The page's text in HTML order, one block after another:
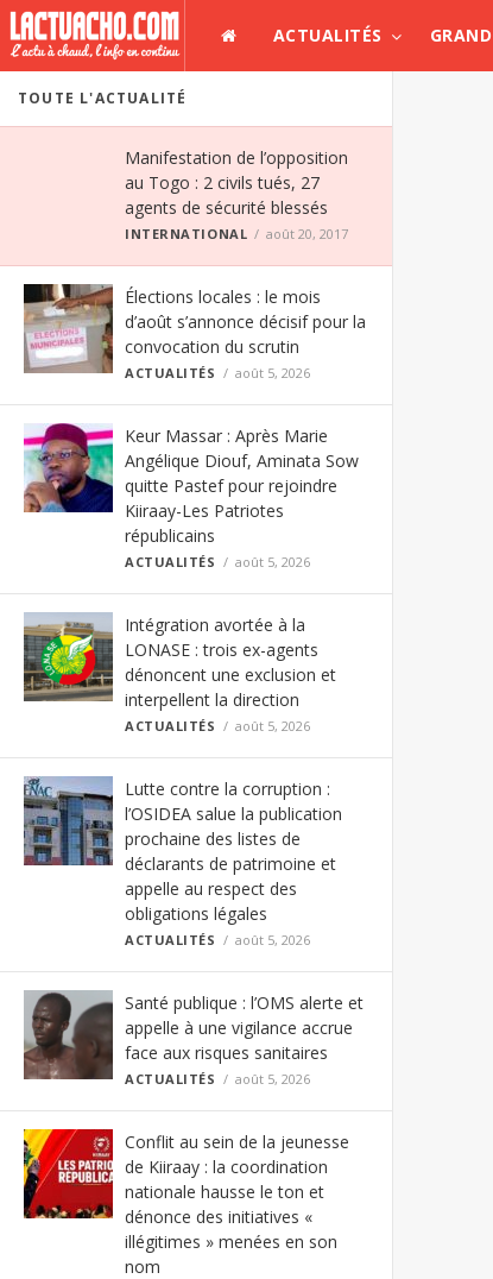
ACTUALITÉS
TOUTE L'ACTUALITÉ
Manifestation de l’opposition
au Togo : 2 civils tués, 27
agents de sécurité blessés
INTERNATIONAL août 20, 2017
Élections locales : le mois
d’août s’annonce décisif pour la
convocation du scrutin
ACTUALITÉS août 5, 2026
Keur Massar : Après Marie
Angélique Diouf, Aminata Sow
quitte Pastef pour rejoindre
Kiiraay-Les Patriotes
républicains
ACTUALITÉS août 5, 2026
Intégration avortée à la
LONASE : trois ex-agents
dénoncent une exclusion et
interpellent la direction
ACTUALITÉS août 5, 2026
Lutte contre la corruption :
l’OSIDEA salue la publication
prochaine des listes de
déclarants de patrimoine et
appelle au respect des
obligations légales
ACTUALITÉS août 5, 2026
Santé publique : l’OMS alerte et
appelle à une vigilance accrue
face aux risques sanitaires
ACTUALITÉS août 5, 2026
Conflit au sein de la jeunesse
de Kiiraay : la coordination
nationale hausse le ton et
dénonce des initiatives «
illégitimes » menées en son
nom